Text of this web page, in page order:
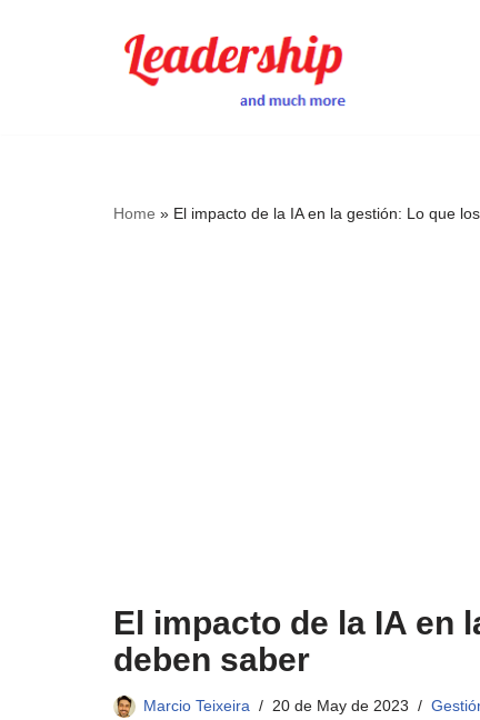
Home » El impacto de la IA en la gestión: Lo que
El impacto de la IA en
deben saber
Marcio Teixeira 20 de May de 2023